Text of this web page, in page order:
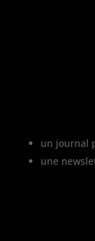
un journal
une